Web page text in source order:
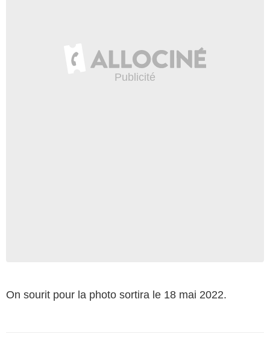
On sourit pour la photo sortira le 18 mai 2022.